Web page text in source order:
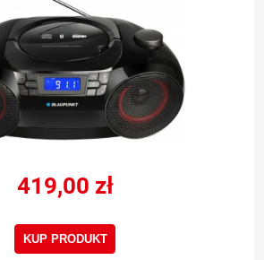
419,00 zł
KUP PRODUKT